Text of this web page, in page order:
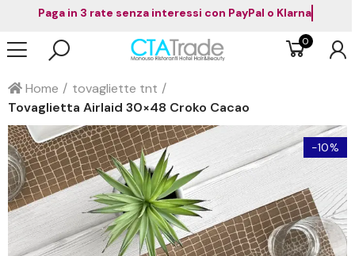
Paga in 3 rate senza interessi con PayPal o
0
Home
tovagliette tnt
Tovaglietta Airlaid 30×48 Croko Cacao
-10%